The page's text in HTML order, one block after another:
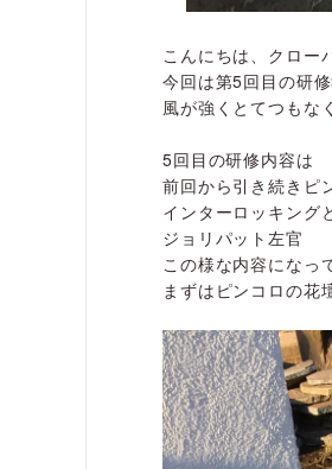
こんにちは、クロー
今回は第5回目の研
風が強くとてつもな
5回目の研修内容は
前回から引き続きピ
インターロッキング
ジョリパット左官
この様な内容になっ
まずはピンコロの花